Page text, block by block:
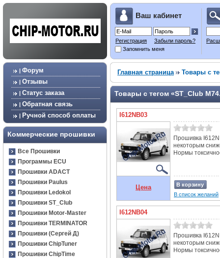
Ваш кабинет
Регистрация
Забыли пароль?
Запомнить меня
| Форум
| Отзывы
| Статус заказа
| Обратная связь
| Ручной способ оплаты
Коммерческие прошивки
Все Прошивки
Программы ECU
Прошивки ADACT
Прошивки Paulus
Прошивки Ledokol
Прошивки ST_Club
Прошивки Motor-Master
Прошивки TERMINATOR
Прошивки (Сергей Д)
Прошивки ChipTuner
Прошивки ChipTime
Главная страница Товары с
Товары с тегом «ST_Club
I612NB03
Прошивка
некоторым
Нормы
Цена
В корзину
В список желаний
I612NB04
Прошивка
некоторым
Нормы